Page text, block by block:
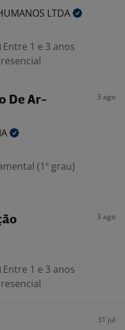
LTDA
Entre 1 e 3 anos
De Ar-
3 ago
(1º grau)
3 ago
Entre 1 e 3 anos
31 jul